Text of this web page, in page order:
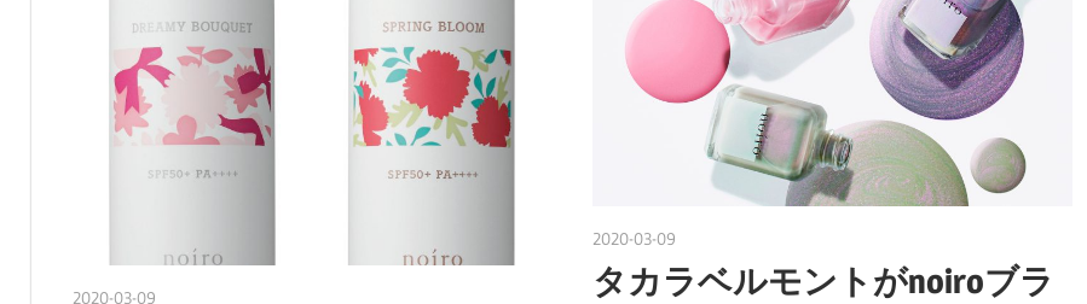
2020-03-09
2020-03-09
タカラベルモントがnoiroブラ